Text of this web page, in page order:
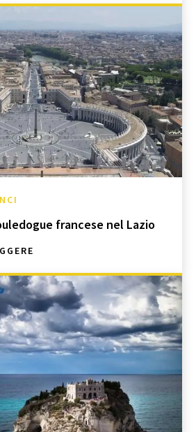
francese nel Lazio